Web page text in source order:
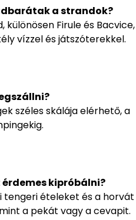
a strandok?
különösen Firule és Bacvice,
vízzel és játszóterekkel.
széles skálája elérhető, a
kipróbálni?
tengeri ételeket és a horvát
a pekát vagy a cevapit.